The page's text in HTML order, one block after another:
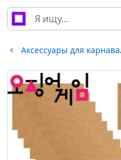
Аксессуары для